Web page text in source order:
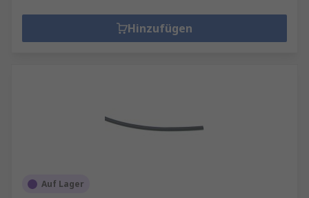
Hinzufügen
Auf Lager